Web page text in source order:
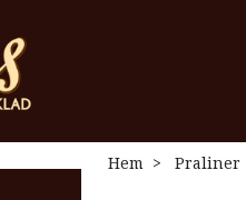
Hem Praliner